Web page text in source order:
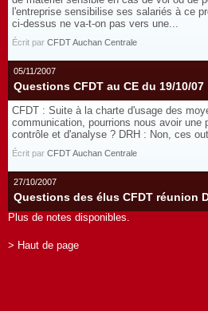
l'entreprise sensibilise ses salariés à ce
ci-dessus ne va-t-on pas vers une...
Écrit par CFDT Auchan Centrale
05/11/2007
Questions CFDT au CE du 19/10/07
CFDT : Suite à la charte d'usage des
communication, pourrions nous avoir une
contrôle et d'analyse ? DRH : Non, ces
Écrit par CFDT Auchan Centrale
27/10/2007
Questions des élus CFDT réunion
Plus de notes disponibles.
> Haut de page